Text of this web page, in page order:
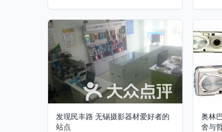
发现民丰路 无锡摄影器材爱好者的
站点
奥林
舍与